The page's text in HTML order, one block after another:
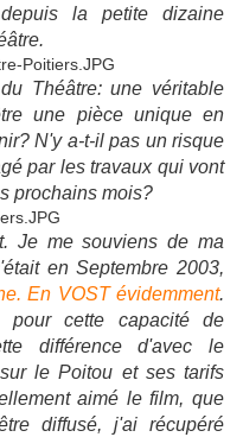
la petite dizaine
Théâtre: une véritable
une pièce unique en
N'y a-t-il pas un risque
par les travaux qui vont
prochains mois?
Je me souviens de ma
en Septembre 2003,
En VOST évidemment.
cette capacité de
différence d'avec le
le Poitou et ses tarifs
aimé le film, que
diffusé, j'ai récupéré